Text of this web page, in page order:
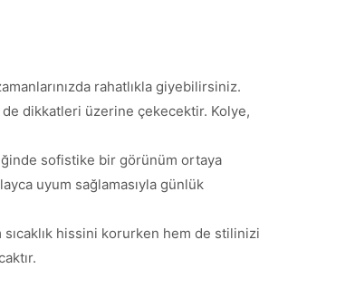
rahatlıkla giyebilirsiniz.
dikkatleri üzerine çekecektir. Kolye,
sofistike bir görünüm ortaya
uyum sağlamasıyla günlük
hissini korurken hem de stilinizi